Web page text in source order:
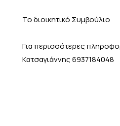
Το διοικητικό Συμβούλιο
Για περισσότερες
Κατσαγιάννης 6937184048